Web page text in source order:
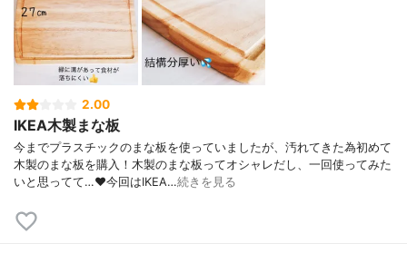
2.00
IKEA木製まな板
今までプラスチックのまな板を使っていましたが、汚れてきた為初めて
木製のまな板を購入！木製のまな板ってオシャレだし、一回使ってみた
いと思ってて…❤️今回はIKEA…続きを見る